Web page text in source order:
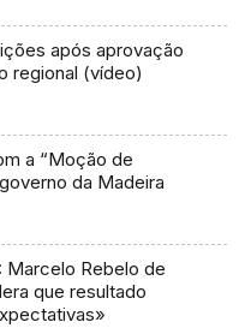
após aprovação
regional (vídeo)
a “Moção de
da Madeira
Marcelo Rebelo de
que resultado